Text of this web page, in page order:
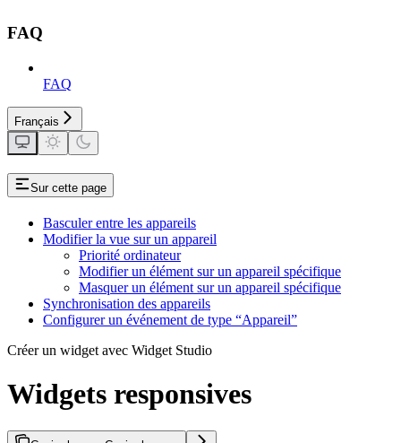
FAQ
FAQ
Français
Sur cette page
Basculer entre les appareils
Modifier la vue sur un appareil
Priorité ordinateur
Modifier un élément sur un appareil spécifique
Masquer un élément sur un appareil spécifique
Synchronisation des appareils
Configurer un événement de type “Appareil”
Créer un widget avec Widget Studio
Widgets responsives